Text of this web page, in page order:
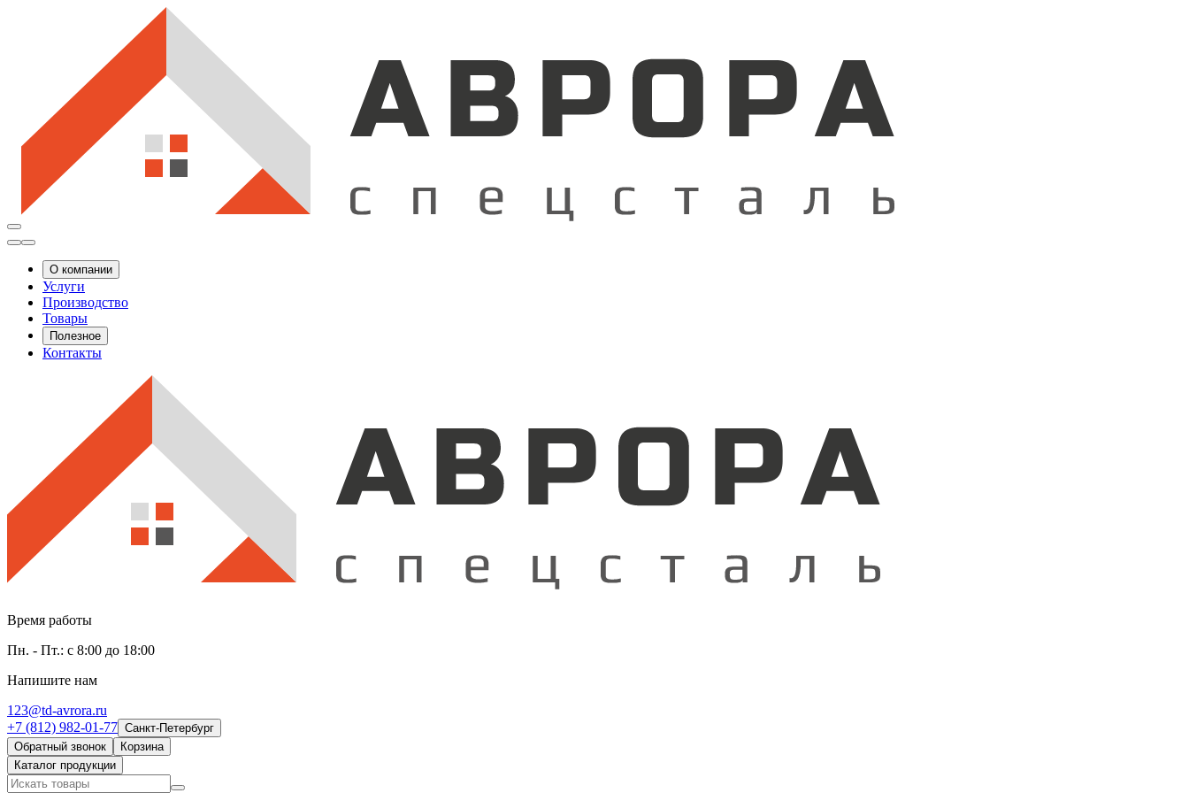
О компании
Услуги
Производство
Товары
Полезное
Контакты
Время работы
Пн. - Пт.: с 8:00 до 18:00
Напишите нам
123@td-avrora.ru
+7 (812) 982-01-77 Санкт-Петербург
Обратный звонок
Корзина
Каталог продукции